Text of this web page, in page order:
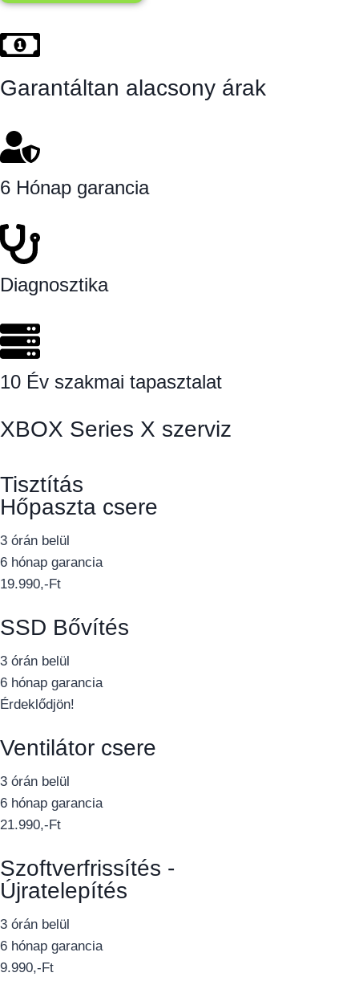
Garantáltan alacsony árak
6 Hónap garancia
Diagnosztika
10 Év szakmai tapasztalat
XBOX Series X szerviz
Tisztítás
Hőpaszta csere
3 órán belül
6 hónap garancia
19.990,-Ft
SSD Bővítés
3 órán belül
6 hónap garancia
Érdeklődjön!
Ventilátor csere
3 órán belül
6 hónap garancia
21.990,-Ft
Szoftverfrissítés -
Újratelepítés
3 órán belül
6 hónap garancia
9.990,-Ft